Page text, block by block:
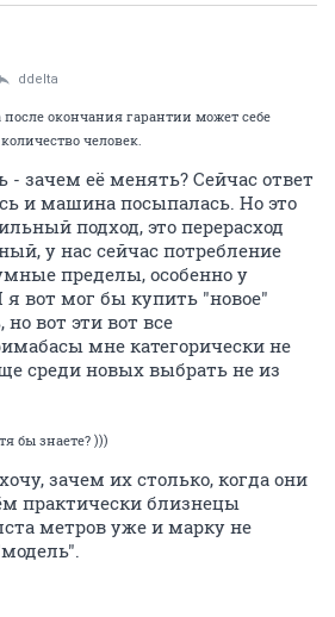
ddelta
после окончания гарантии может себе
человек.
- зачем её менять? Сейчас ответ
и машина посыпалась. Но это
подход, это перерасход
у нас сейчас потребление
пределы, особенно у
вот мог бы купить "новое"
вот эти вот все
мне категорически не
среди новых выбрать не из
бы знаете? )))
зачем их столько, когда они
практически близнецы
метров уже и марку не